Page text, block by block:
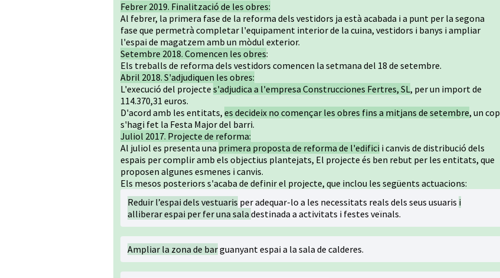
Febrer 2019. Finalització de les obres:
Al febrer, la primera fase de la reforma dels vestidors ja està acabada i a punt per la segona
fase que permetrà completar l'equipament interior de la cuina, vestidors i banys i ampliar
l'espai de magatzem amb un mòdul exterior.
Setembre 2018. Comencen les obres:
Els treballs de reforma dels vestidors comencen la setmana del 18 de setembre.
Abril 2018. S'adjudiquen les obres:
L'execució del projecte s'adjudica a l'empresa Construcciones Fertres, SL, per un import de
114.370,31 euros.
D'acord amb les entitats, es decideix no començar les obres fins a mitjans de setembre, un cop
s'hagi fet la Festa Major del barri.
Juliol 2017. Projecte de reforma:
Al juliol es presenta una primera proposta de reforma de l'edifici i canvis de distribució dels
espais per complir amb els objectius plantejats, El projecte és ben rebut per les entitats, que
proposen algunes esmenes i canvis.
Els mesos posteriors s'acaba de definir el projecte, que inclou les següents actuacions:
Reduir l’espai dels vestuaris per adequar-lo a les necessitats reals dels seus usuaris i
alliberar espai per fer una sala destinada a activitats i festes veïnals.
Ampliar la zona de barguanyant espai a la sala de calderes.